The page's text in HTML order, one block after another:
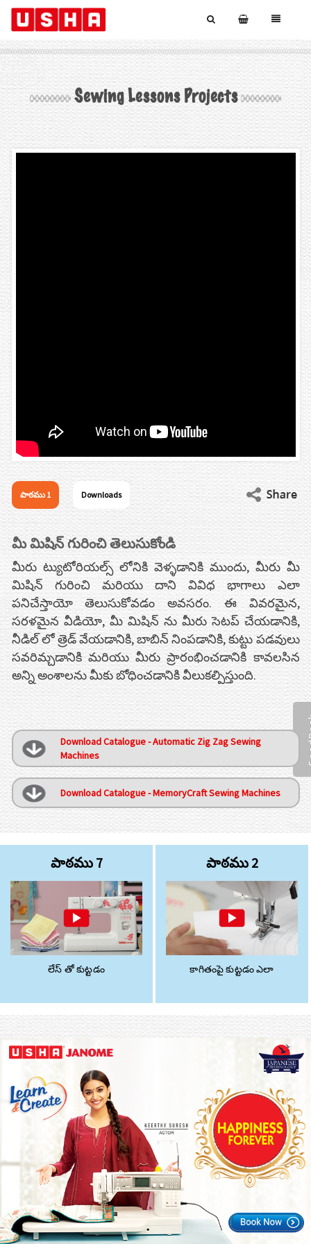
Sewing Lessons Projects
పాఠము 1 Downloads
మీ మిషిన్ గురించి తెలుసుకోండి
మీరు ట్యుటోరియల్స్ లోనికి వెళ్ళడానికి ముందు, మీరు మీ
మిషిన్ గురించి మరియు దాని వివిధ భాగాలు ఎలా
పనిచేస్తాయో తెలుసుకోవడం అవసరం. ఈ వివరమైన,
సరళమైన వీడియో, మీ మిషిన్ ను మీరు సెటప్ చేయడానికి,
నీడిల్ లో త్రెడ్ వేయడానికి, బాబిన్ నింపడానికి, కుట్టు పడవులు
సవరిమ్చడానికి మరియు మీరు ప్రారంభించడానికి కావలసిన
అన్ని అంశాలను మీకు బోధించడానికి వీలుకల్పిస్తుంది.
Download Catalogue - Automatic Zig Zag Sewing
Machines
Download Catalogue - MemoryCraft Sewing Machines
పాఠము 7
లేస్ తో కుట్టడం
పాఠము 2
కాగితంపై కుట్టడం ఎలా